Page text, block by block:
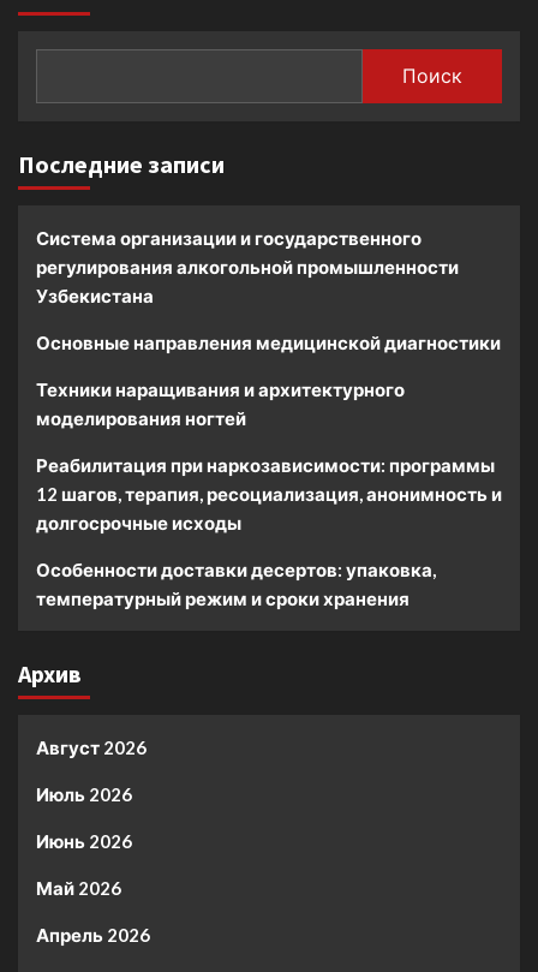
Поиск
Последние записи
Система организации и государственного
регулирования алкогольной промышленности
Узбекистана
Основные направления медицинской диагностики
Техники наращивания и архитектурного
моделирования ногтей
Реабилитация при наркозависимости: программы
12 шагов, терапия, ресоциализация, анонимность и
долгосрочные исходы
Особенности доставки десертов: упаковка,
температурный режим и сроки хранения
Архив
Август 2026
Июль 2026
Июнь 2026
Май 2026
Апрель 2026